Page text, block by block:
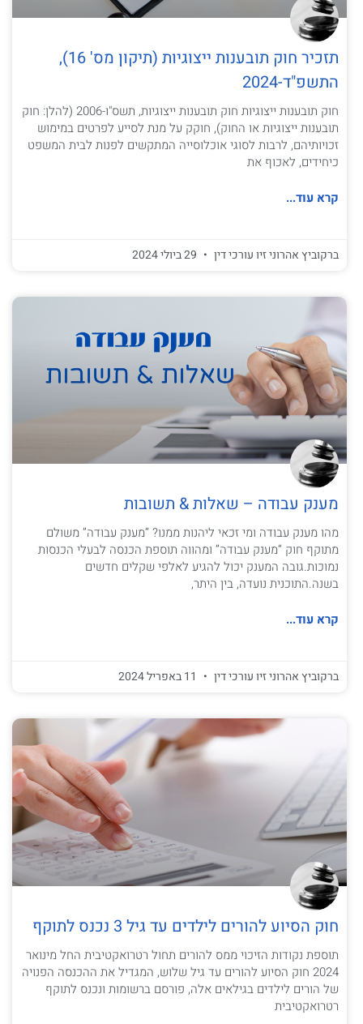
תזכיר חוק תובענות ייצוגיות (תיקון מס' 16),
התשפ"ד-2024
חוק תובענות ייצוגיות חוק תובענות ייצוגיות, תשס"ו-2006 (להלן: חוק
תובענות ייצוגיות או החוק), חוקק על מנת לסייע לפרטים במימוש
זכויותיהם, לרבות לסוגי אוכלוסייה המתקשים לפנות לבית המשפט
כיחידים, לאכוף את
קרא עוד...
ברקוביץ אהרוני זיו עורכי דין
מענק עבודה – שאלות & תשובות
מהו מענק עבודה ומי זכאי ליהנות ממנו? “מענק עבודה” משולם
מתוקף חוק “מענק עבודה” ומהווה תוספת הכנסה לבעלי הכנסות
נמוכות.גובה המענק יכול להגיע לאלפי שקלים חדשים
בשנה.התוכנית נועדה, בין היתר,
קרא עוד...
ברקוביץ אהרוני זיו עורכי דין
חוק הסיוע להורים לילדים עד גיל 3 נכנס לתוקף
תוספת נקודות הזיכוי ממס להורים תחול רטרואקטיבית החל מינואר
2024 חוק הסיוע להורים עד גיל שלוש, המגדיל את ההכנסה הפנויה
של הורים לילדים בגילאים אלה, פורסם ברשומות ונכנס לתוקף
רטרואקטיבית